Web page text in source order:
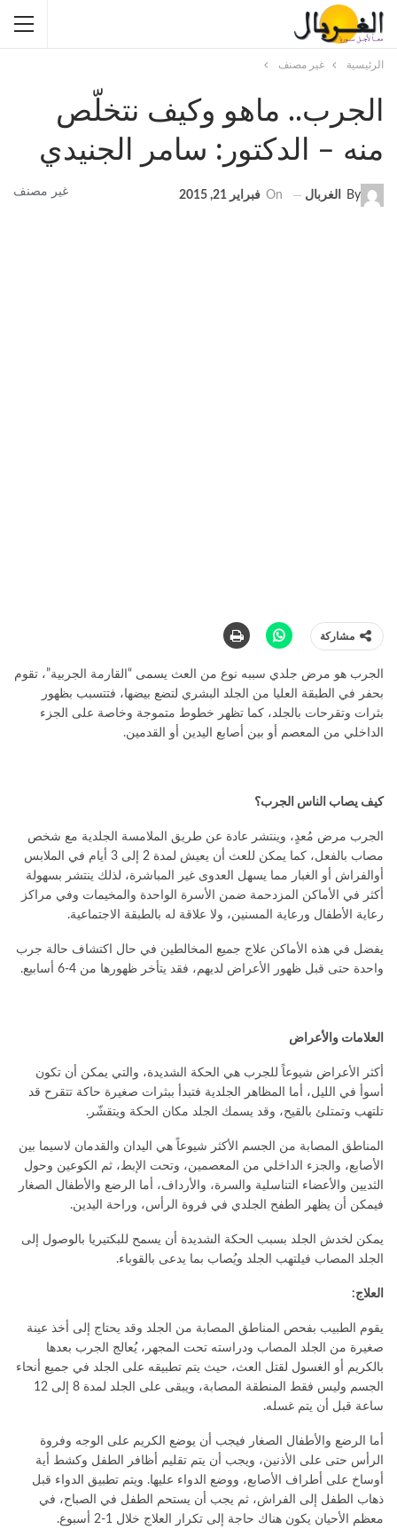
الرئيسية غير مصنف
الجرب.. ماهو وكيف نتخلّص
منه – الدكتور: سامر الجنيدي
غير مصنف By الغربال On فبراير 21, 2015
مشاركة
الجرب هو مرض جلدي سببه نوع من العث يسمى “القارمة الجربية”، تقوم
بحفر في الطبقة العليا من الجلد البشري لتضع بيضها، فتتسبب بظهور
بثرات وتقرحات بالجلد، كما تظهر خطوط متموجة وخاصة على الجزء
الداخلي من المعصم أو بين أصابع اليدين أو القدمين.
كيف يصاب الناس الجرب؟
الجرب مرض مُعدٍ، وينتشر عادة عن طريق الملامسة الجلدية مع شخص
مصاب بالفعل، كما يمكن للعث أن يعيش لمدة 2 إلى 3 أيام في الملابس
أوالفراش أو الغبار مما يسهل العدوى غير المباشرة، لذلك ينتشر بسهولة
أكثر في الأماكن المزدحمة ضمن الأسرة الواحدة والمخيمات وفي مراكز
رعاية الأطفال ورعاية المسنين، ولا علاقة له بالطبقة الاجتماعية.
يفضل في هذه الأماكن علاج جميع المخالطين في حال اكتشاف حالة جرب
واحدة حتى قبل ظهور الأعراض لديهم، فقد يتأخر ظهورها من 4-6 أسابيع.
العلامات والأعراض
أكثر الأعراض شيوعاً للجرب هي الحكة الشديدة، والتي يمكن أن تكون
أسوأ في الليل، أما المظاهر الجلدية فتبدأ ببثرات صغيرة حاكة تتقرح قد
تلتهب وتمتلئ بالقيح، وقد يسمك الجلد مكان الحكة ويتقشّر.
المناطق المصابة من الجسم الأكثر شيوعاً هي اليدان والقدمان لاسيما بين
الأصابع، والجزء الداخلي من المعصمين، وتحت الإبط، ثم الكوعين وحول
الثديين والأعضاء التناسلية والسرة، والأرداف، أما الرضع والأطفال الصغار
فيمكن أن يظهر الطفح الجلدي في فروة الرأس، وراحة اليدين.
يمكن لخدش الجلد بسبب الحكة الشديدة أن يسمح للبكتيريا بالوصول إلى
الجلد المصاب فيلتهب الجلد ويُصاب بما يدعى بالقوباء.
العلاج:
يقوم الطبيب بفحص المناطق المصابة من الجلد وقد يحتاج إلى أخذ عينة
صغيرة من الجلد المصاب ودراسته تحت المجهر، يُعالج الجرب بعدها
بالكريم أو الغسول لقتل العث، حيث يتم تطبيقه على الجلد في جميع أنحاء
الجسم وليس فقط المنطقة المصابة، ويبقى على الجلد لمدة 8 إلى 12
ساعة قبل أن يتم غسله.
أما الرضع والأطفال الصغار فيجب أن يوضع الكريم على الوجه وفروة
الرأس حتى على الأذنين، ويجب أن يتم تقليم أظافر الطفل وكشط أية
أوساخ على أطراف الأصابع، ووضع الدواء عليها. ويتم تطبيق الدواء قبل
ذهاب الطفل إلى الفراش، ثم يجب أن يستحم الطفل في الصباح، في
معظم الأحيان يكون هناك حاجة إلى تكرار العلاج خلال 1-2 أسبوع.